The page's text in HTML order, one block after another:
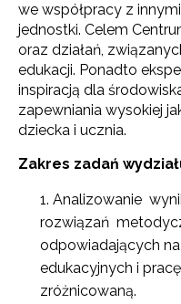
we współpracy z
jednostki. Celem
oraz działań,
edukacji. Ponadto
inspiracją dla
zapewniania wysokiej
dziecka i ucznia.
Zakres zadań
Analizowanie
rozwiązań
odpowiadających
edukacyjnych i
zróżnicowaną.